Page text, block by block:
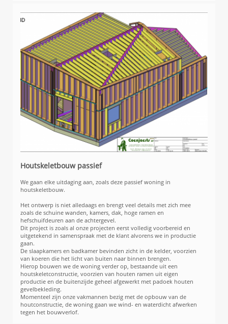
Houtskeletbouw passief
We gaan elke uitdaging aan, zoals deze passief woning in
houtskeletbouw.
Het ontwerp is niet alledaags en brengt veel details met zich mee
zoals de schuine wanden, kamers, dak, hoge ramen en
hefschuifdeuren aan de achtergevel.
Dit project is zoals al onze projecten eerst volledig voorbereid en
uitgetekend in samenspraak met de klant alvorens we in productie
gaan.
De slaapkamers en badkamer bevinden zicht in de kelder, voorzien
van koeren die het licht van buiten naar binnen brengen.
Hierop bouwen we de woning verder op, bestaande uit een
houtskeletconstructie, voorzien van houten ramen uit eigen
productie en de buitenzijde geheel afgewerkt met padoek houten
gevelbekleding.
Momenteel zijn onze vakmannen bezig met de opbouw van de
houtconstructie, de woning gaan we wind- en waterdicht afwerken
tegen het bouwverlof.